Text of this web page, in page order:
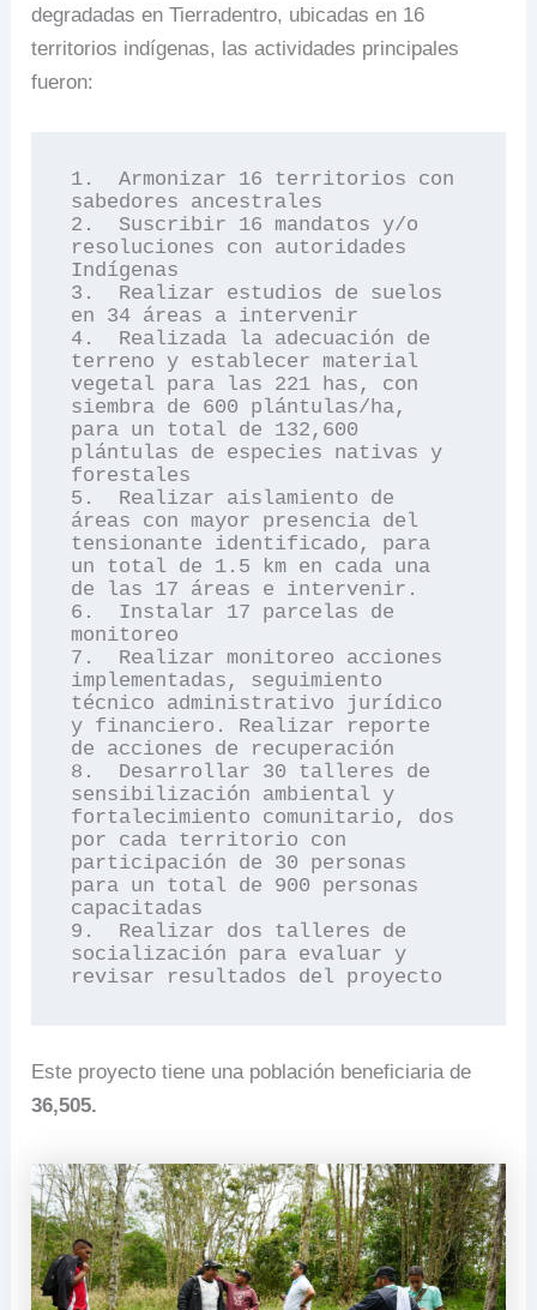
degradadas en Tierradentro, ubicadas en 16
territorios indígenas, las actividades principales
fueron:
1.  Armonizar 16 territorios con
sabedores ancestrales
2.  Suscribir 16 mandatos y/o
resoluciones con autoridades
Indígenas
3.  Realizar estudios de suelos
en 34 áreas a intervenir
4.  Realizada la adecuación de
terreno y establecer material
vegetal para las 221 has, con
siembra de 600 plántulas/ha,
para un total de 132,600
plántulas de especies nativas y
forestales
5.  Realizar aislamiento de
áreas con mayor presencia del
tensionante identificado, para
un total de 1.5 km en cada una
de las 17 áreas e intervenir.
6.  Instalar 17 parcelas de
monitoreo
7.  Realizar monitoreo acciones
implementadas, seguimiento
técnico administrativo jurídico
y financiero. Realizar reporte
de acciones de recuperación
8.  Desarrollar 30 talleres de
sensibilización ambiental y
fortalecimiento comunitario, dos
por cada territorio con
participación de 30 personas
para un total de 900 personas
capacitadas
9.  Realizar dos talleres de
socialización para evaluar y
revisar resultados del proyecto
Este proyecto tiene una población beneficiaria de
36,505.